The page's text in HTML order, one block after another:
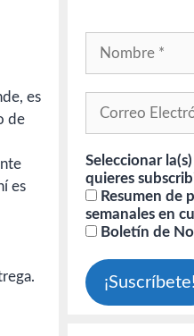
es
de
es
Seleccionar
quieres
Resumen de
semanales en
Boletín de